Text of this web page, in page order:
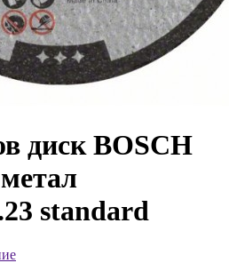
диск BOSCH
standard